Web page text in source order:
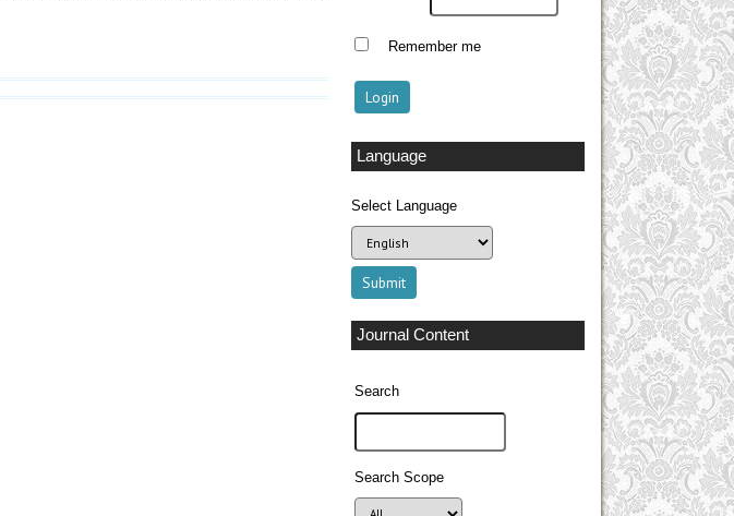
Remember me
Language
Select Language
Journal Content
Search
Search Scope